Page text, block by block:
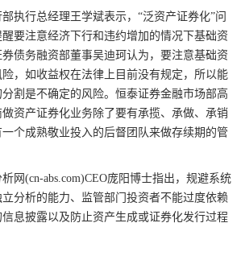
执行总经理王学斌表示，“泛资产证券化”问
要注意经济下行和违约增加的情况下基础资
债务融资部董事吴迪珂认为，要注意基础资
，如收益权在法律上目前没有规定，所以能
割是不确定的风险。恒泰证券金融市场部高
资产证券化业务除了要有承揽、承做、承销
个成熟敬业投入的后督团队来做存续期的管
网 (cn-abs.com)CEO庞阳博士指出，规避系统
分析的能力、监管部门投资者不能过度依赖
息披露以及防止资产生成或证券化发行过程